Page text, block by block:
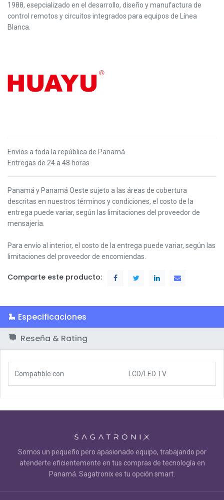
1988, esepcializado en el desarrollo, diseño y manufactura de
control remotos y circuitos integrados para equipos de Línea
Blanca.
Envíos a toda la república de Panamá
Entregas de 24 a 48 horas
Panamá y Panamá Oeste sujeto a las áreas de cobertura
descritas en nuestros términos y condiciones, el costo de la
entrega puede variar, según las limitaciones del proveedor de
mensajería.
Para envío al interior, el costo de la entrega puede variar, según las
limitaciones del proveedor de encomiendas.
Comparte este producto:
Especificaciones
Reseña & Rating
Compatible con LCD/LED TV
Somos un pequeño pero apasionado equipo, trabajando por
atenderte eficientemente en tus compras de tecnología en
Panamá. Sagatronix es tu opción smart.